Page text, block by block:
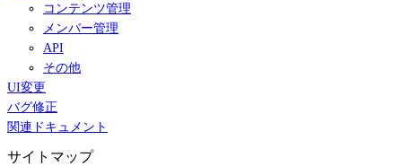
コンテンツ管理
メンバー管理
API
その他
UI変更
バグ修正
関連ドキュメント
サイトマップ